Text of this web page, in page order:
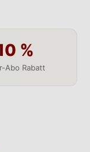
%
Abo Rabatt